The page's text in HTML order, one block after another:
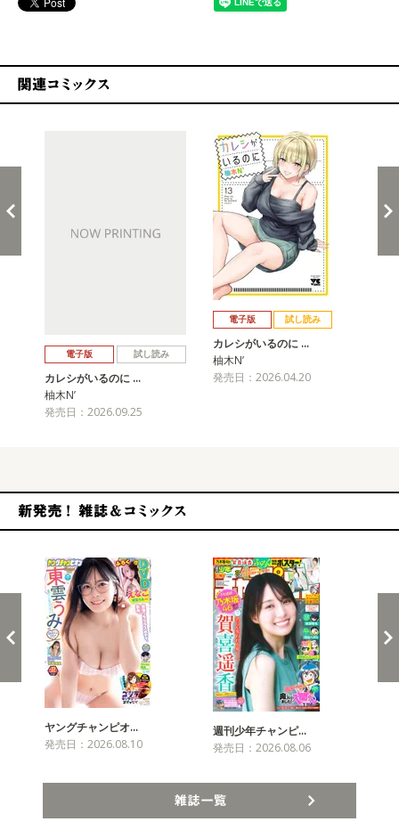
電子版 試し読み
カレシがいるのに …
柚木N’
発売日：2026.09.25
電子版 試し読み
カレシがいるのに …
柚木N’
発売日：2026.04.20
ヤングチャンピオ…
発売日：2026.08.10
週刊少年チャンピ…
発売日：2026.08.06